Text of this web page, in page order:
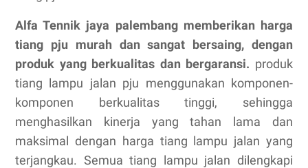
Alfa Tennik jaya palembang memberikan harga
tiang pju murah dan sangat bersaing, dengan
produk yang berkualitas dan bergaransi. produk
tiang lampu jalan pju menggunakan komponen-
komponen berkualitas tinggi, sehingga
menghasilkan kinerja yang tahan lama dan
maksimal dengan harga tiang lampu jalan yang
terjangkau. Semua tiang lampu jalan dilengkapi